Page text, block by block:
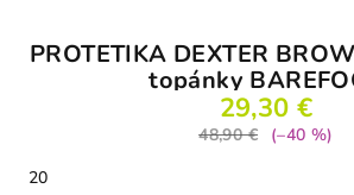
PROTETIKA DEXTER
topánky
29,30 €
48,90 €
(–40 %)
20